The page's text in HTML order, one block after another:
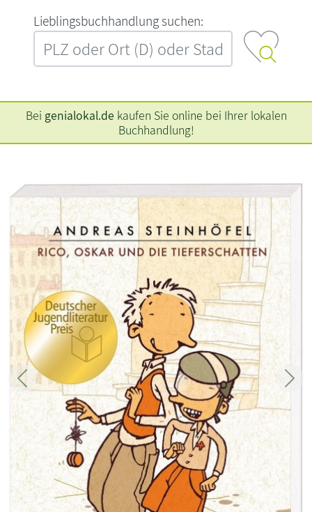
L‍i‍e‍b‍l‍i‍n‍g‍s‍b‍u‍c‍h‍h‍a‍n‍d‍l‍u‍n‍g‍ ‍s‍u‍c‍h‍e‍n‍:‍
Bei genialokal.de kaufen Sie online bei Ihrer lokalen
Buchhandlung!
Zurück